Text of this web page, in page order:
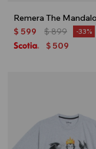
$ 599 $899 33
$ 509